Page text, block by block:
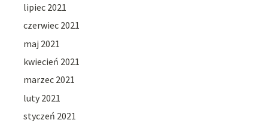
lipiec 2021
czerwiec 2021
maj 2021
kwiecień 2021
marzec 2021
luty 2021
styczeń 2021